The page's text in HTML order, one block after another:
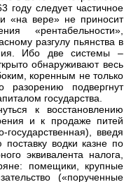
году следует частичное
«на вере» не приносит
«рентабельности»,
разгулу пьянства в
Ибо две системы –
обнаруживают весь
коренным не только
подвергнут
государства.
к восстановлению
и к продаже питей
введя
водки казне по
эквивалента налога,
помещики, крупные
(«порученные